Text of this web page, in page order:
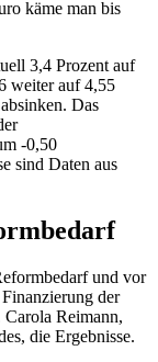
käme man bis
3,4 Prozent auf
weiter auf 4,55
Das
-0,50
sind Daten aus
und vor
der
Reimann,
die Ergebnisse.